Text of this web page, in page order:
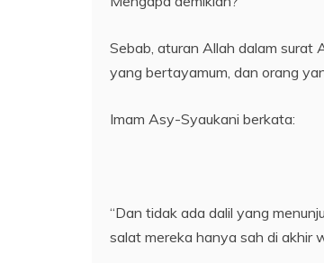
Sebab, aturan Allah dalam surat
yang bertayamum, dan orang
Imam Asy-Syaukani berkata:
“Dan tidak ada dalil yang
salat mereka hanya sah di akhir